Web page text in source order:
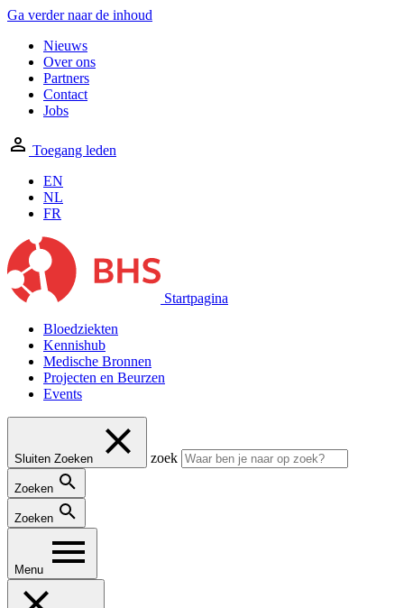
Ga verder naar de inhoud
Nieuws
Over ons
Partners
Contact
Jobs
Toegang leden
EN
NL
FR
Startpagina
Bloedziekten
Kennishub
Medische Bronnen
Projecten en Beurzen
Events
Sluiten Zoeken zoek
Zoeken
Zoeken
Menu